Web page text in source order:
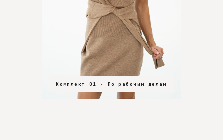
Комплект 01 · По рабочим делам
Комплект 02 · В зал
Комплект 03 · На особенный вечер